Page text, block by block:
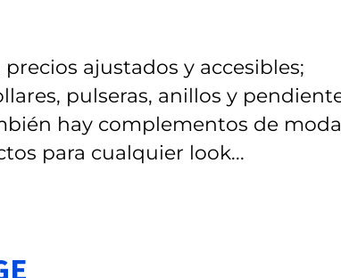
ajustados y accesibles;
pulseras, anillos y
hay complementos de moda
para cualquier look...